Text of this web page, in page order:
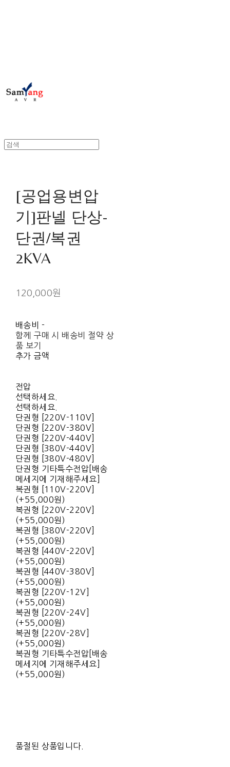
[공업용변압
기]판넬 단상-
단권/복권
2KVA
120,000원
배송비 -
함께 구매 시 배송비 절약 상
품 보기
추가 금액
전압
선택하세요.
선택하세요.
단권형 [220V-110V]
단권형 [220V-380V]
단권형 [220V-440V]
단권형 [380V-440V]
단권형 [380V-480V]
단권형 기타특수전압[배송
메세지에 기재해주세요]
복권형 [110V-220V]
(+55,000원)
복권형 [220V-220V]
(+55,000원)
복권형 [380V-220V]
(+55,000원)
복권형 [440V-220V]
(+55,000원)
복권형 [440V-380V]
(+55,000원)
복권형 [220V-12V]
(+55,000원)
복권형 [220V-24V]
(+55,000원)
복권형 [220V-28V]
(+55,000원)
복권형 기타특수전압[배송
메세지에 기재해주세요]
(+55,000원)
품절된 상품입니다.